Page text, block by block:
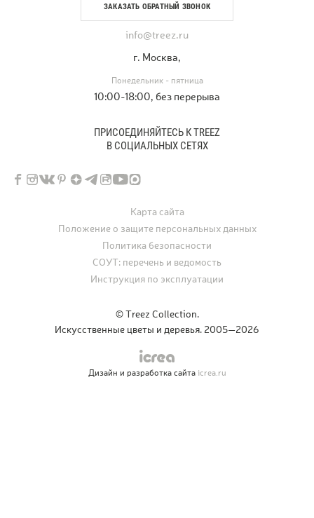
ЗАКАЗАТЬ ОБРАТНЫЙ ЗВОНОК
info@treez.ru
г. Москва,
Понедельник - пятница
10:00-18:00, без перерыва
ПРИСОЕДИНЯЙТЕСЬ К TREEZ
В СОЦИАЛЬНЫХ СЕТЯХ
© Treez Collection.
Искусственные цветы и деревья. 2005—2026
Карта сайта
Положение о защите персональных данных
Политика безопасности
СОУТ: перечень и ведомость
Инструкция по эксплуатации
Дизайн и разработка сайтаicrea.ru